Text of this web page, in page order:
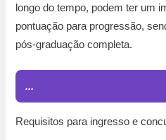
longo do tempo, podem ter um
pontuação para progressão,
pós-graduação completa.
...
Requisitos para ingresso e